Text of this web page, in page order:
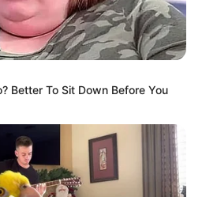
Better To Sit Down Before You